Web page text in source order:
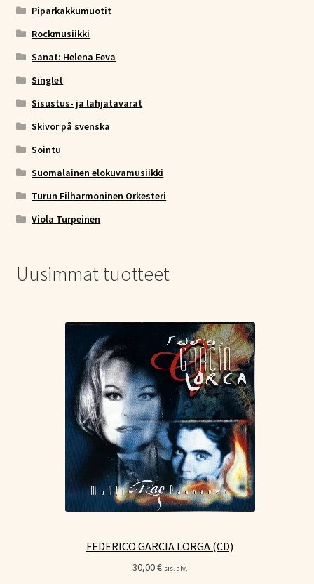
Piparkakkumuotit
Rockmusiikki
Sanat: Helena Eeva
Singlet
Sisustus- ja lahjatavarat
Skivor på svenska
Sointu
Suomalainen elokuvamusiikki
Turun Filharmoninen Orkesteri
Viola Turpeinen
Uusimmat tuotteet
FEDERICO GARCIA LORGA (CD)
30,00€ sis. alv.